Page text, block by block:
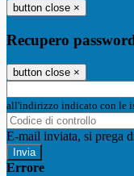
button close ×
Recupero
button close ×
all'indirizzo indicato con le
E-mail inviata, si prega
Errore